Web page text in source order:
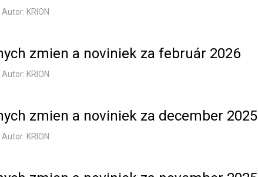
Autor: KRION
zmien a noviniek za február 2026
Autor: KRION
zmien a noviniek za december 2025
Autor: KRION